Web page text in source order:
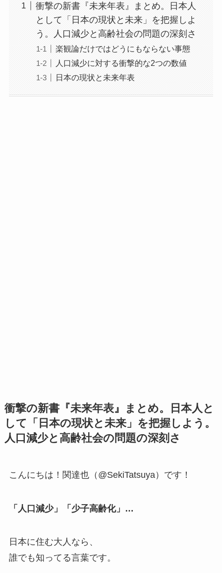
衝撃の新書『未来年表』まとめ。日本人
として「日本の現状と未来」を把握しよ
う。人口減少と高齢社会の問題の深刻さ
楽観論だけではどうにもならない事態
人口減少に対する衝撃的な2つの数値
日本の現状と未来年表
衝撃の新書『未来年表』まとめ。日本人と
して「日本の現状と未来」を把握しよう。
人口減少と高齢社会の問題の深刻さ
こんにちは！関達也（@SekiTatsuya）です！
「人口減少」「少子高齢化」…
日本に住む大人なら、
誰でも知ってる言葉です。